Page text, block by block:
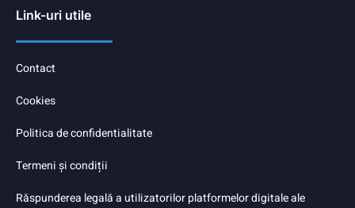
Link-uri utile
Contact
Cookies
Politica de confidentialitate
Termeni și condiții
Răspunderea legală a utilizatorilor platformelor digitale ale